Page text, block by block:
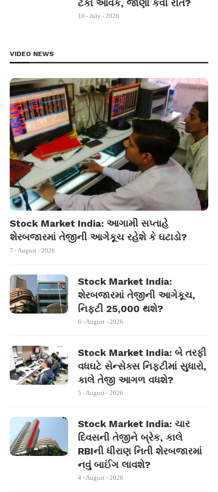
ટકા આવક, જાણો કેવી રીતે?
10 - July - 2026
VIDEO NEWS
Stock Market India: આગામી સપ્તાહે
શેરબજારમાં તેજીની આગેકૂચ રહેશે કે ઘટાડો?
7 - August - 2026
Stock Market India:
શેરબજારમાં તેજીની આગેકૂચ,
નિફ્ટી 25,000 થશે?
6 - August - 2026
Stock Market India: બે તરફી
વધઘટે સેન્સેક્સ નિફ્ટીમાં સુધારો,
કાલે તેજી આગળ વધશે?
5 - August - 2026
Stock Market India: ચાર
દિવસની તેજીને બ્રેક, કાલે
RBIની ધીરાણ નિતી શેરબજારમાં
નવું બાઈંગ લાવશે?
4 - August - 2026